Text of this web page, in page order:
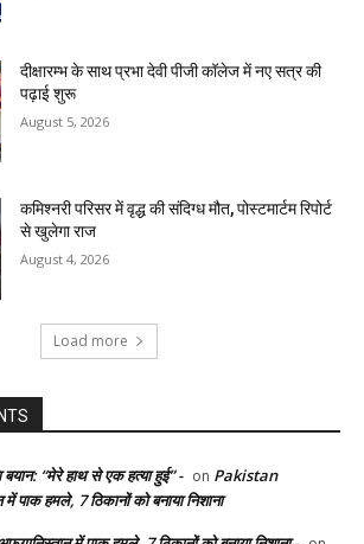
दीक्षारम्भ के साथ प्रभा देवी पीजी कॉलेज में नए सत्र की
पढ़ाई शुरू
August 5, 2026
कमिश्नरी परिसर में वृद्ध की संदिग्ध मौत, पोस्टमार्टम रिपोर्ट
से खुलेगा राज
August 4, 2026
Load more
“मेरे हाथ से एक हत्या हुई” - on Pakistan
हमले, 7 ठिकानों को बनाया निशाना